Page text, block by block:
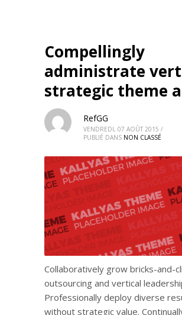
Compellingly
administrate
strategic theme
RefGG
VENDREDI, 07 AOÛT 2015 /
PUBLIÉ DANS NON CLASSÉ
Collaboratively grow bricks-and-
outsourcing and vertical
Professionally deploy diverse
without strategic value.